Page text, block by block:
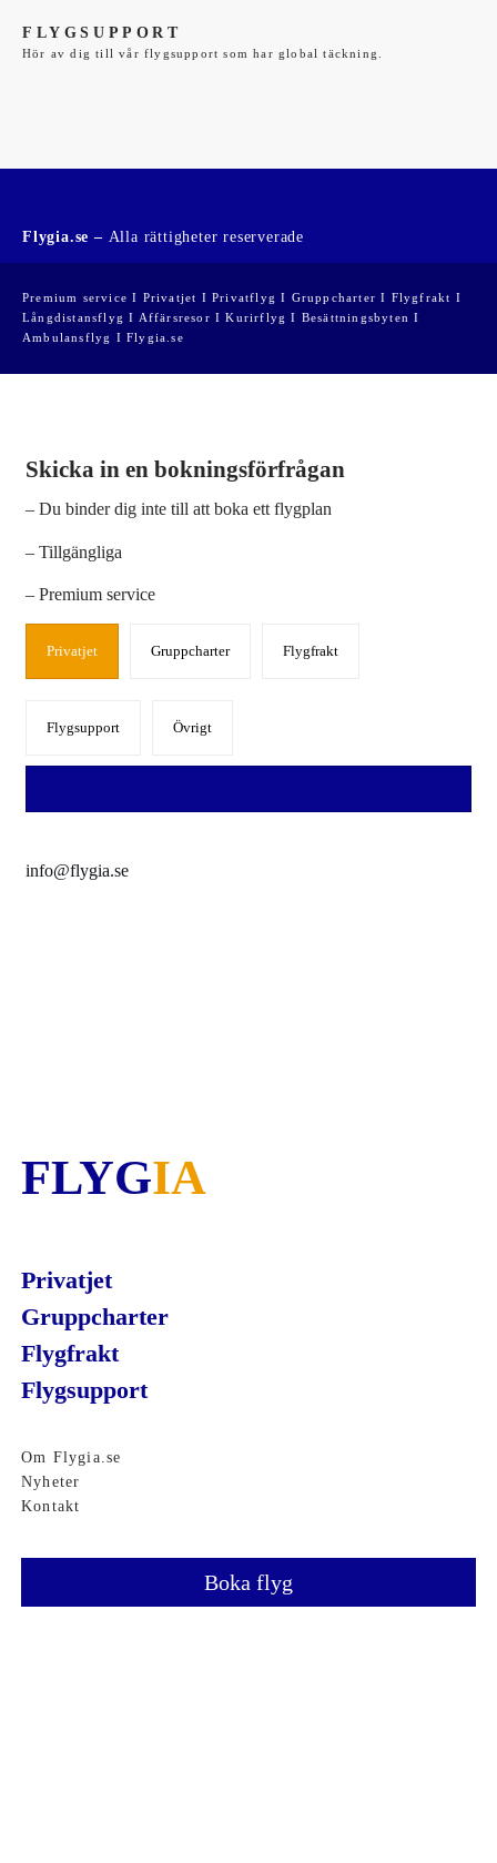
FLYGSUPPORT
Hör av dig till vår flygsupport som har global täckning.
Flygia.se – Alla rättigheter reserverade
Premium service I Privatjet I Privatflyg I Gruppcharter I Flygfrakt I
Långdistansflyg I Affärsresor I Kurirflyg I Besättningsbyten I
Ambulansflyg I Flygia.se
Skicka in en bokningsförfrågan
– Du binder dig inte till att boka ett flygplan
– Tillgängliga
– Premium service
Privatjet Gruppcharter Flygfrakt
Flygsupport Övrigt
info@flygia.se
FLYGIA
Privatjet
Gruppcharter
Flygfrakt
Flygsupport
Om Flygia.se
Nyheter
Kontakt
Boka flyg